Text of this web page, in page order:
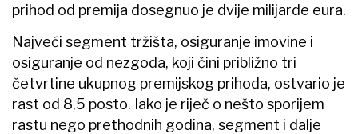
prihod od premija dosegnuo je dvije milijarde eura.
Najveći segment tržišta, osiguranje imovine i
osiguranje od nezgoda, koji čini približno tri
četvrtine ukupnog premijskog prihoda, ostvario je
rast od 8,5 posto. Iako je riječ o nešto sporijem
rastu nego prethodnih godina, segment i dalje